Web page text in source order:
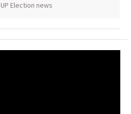
UP Election news